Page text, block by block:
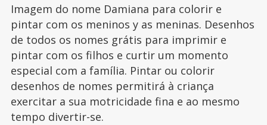
Imagem do nome Damiana para colorir e
pintar com os meninos y as meninas. Desenhos
de todos os nomes grátis para imprimir e
pintar com os filhos e curtir um momento
especial com a família. Pintar ou colorir
desenhos de nomes permitirá à criança
exercitar a sua motricidade fina e ao mesmo
tempo divertir-se.